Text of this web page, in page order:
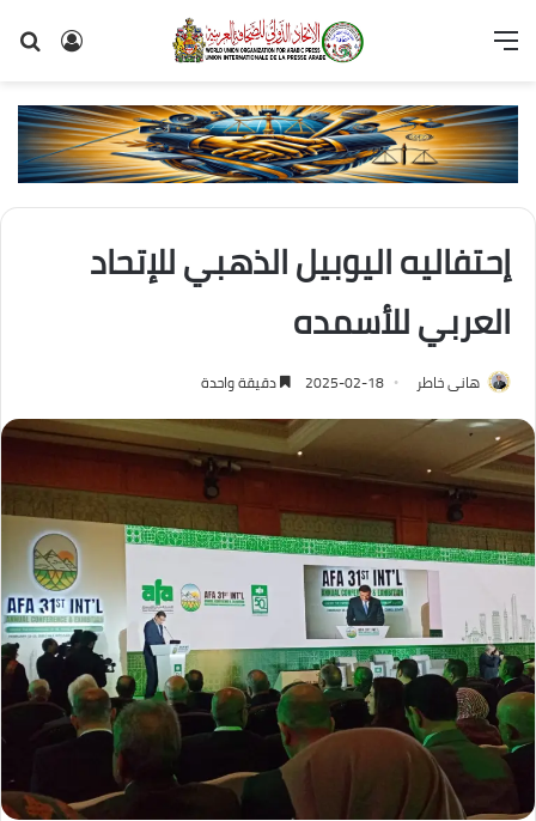
تسجيل
القائمة
إحتفاليه اليوبيل الذهبي للإتحاد
العربي للأسمده
هانى خاطر 2025-02-18 دقيقة واحدة